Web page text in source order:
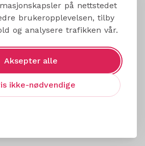
på nettstedet
brukeropplevelsen, tilby
og analysere trafikken vår.
Aksepter alle
ikke-nødvendige